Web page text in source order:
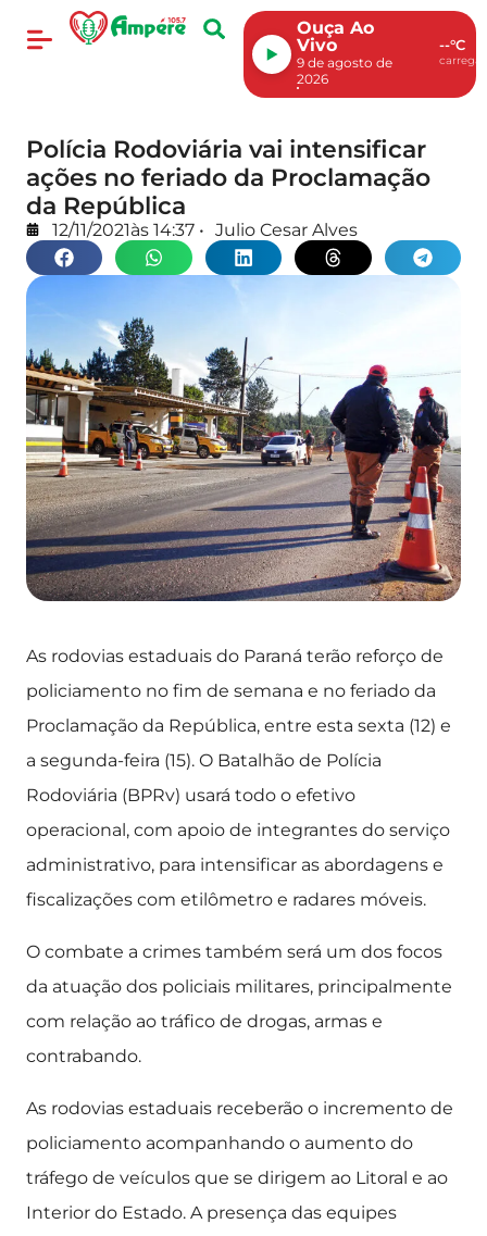
Ouça Ao
Vivo
9 de agosto de
2026
--°C
Polícia Rodoviária vai intensificar
ações no feriado da Proclamação
da República
12/11/2021às 14:37 • Julio Cesar Alves
As rodovias estaduais do Paraná terão reforço de
policiamento no fim de semana e no feriado da
Proclamação da República, entre esta sexta (12) e
a segunda-feira (15). O Batalhão de Polícia
Rodoviária (BPRv) usará todo o efetivo
operacional, com apoio de integrantes do serviço
administrativo, para intensificar as abordagens e
fiscalizações com etilômetro e radares móveis.
O combate a crimes também será um dos focos
da atuação dos policiais militares, principalmente
com relação ao tráfico de drogas, armas e
contrabando.
As rodovias estaduais receberão o incremento de
policiamento acompanhando o aumento do
tráfego de veículos que se dirigem ao Litoral e ao
Interior do Estado. A presença das equipes